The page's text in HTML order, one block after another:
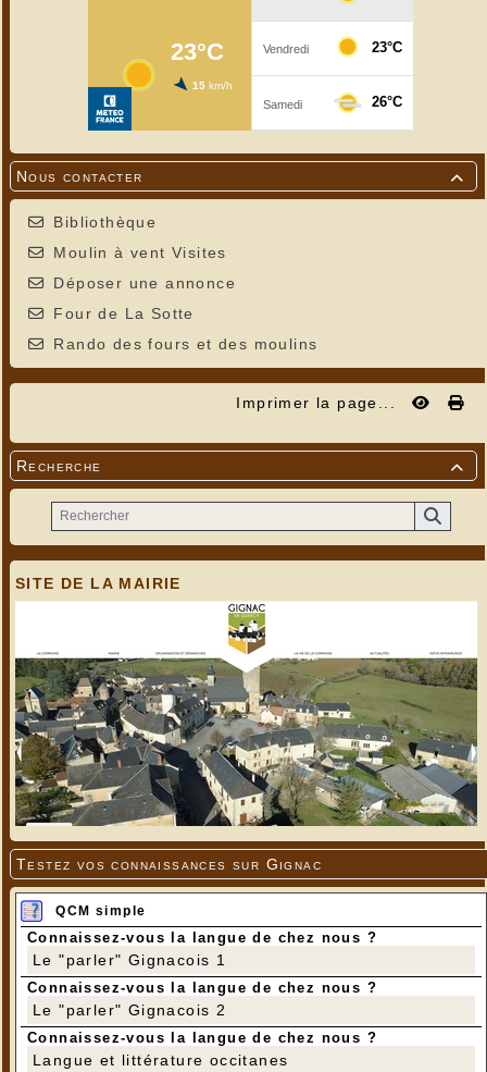

Nous contacter
Bibliothèque
Moulin à vent Visites
Déposer une annonce
Four de La Sotte
Rando des fours et des moulins
Imprimer la page...

Recherche
SITE DE LA MAIRIE
Testez vos connaissances sur Gignac
QCM simple
Connaissez-vous la langue de chez nous ?
Le "parler" Gignacois 1
Connaissez-vous la langue de chez nous ?
Le "parler" Gignacois 2
Connaissez-vous la langue de chez nous ?
Langue et littérature occitanes